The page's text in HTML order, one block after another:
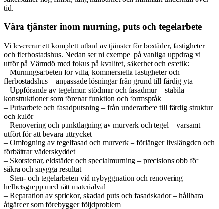
tid.
Våra tjänster inom murning, puts och tegelarbete
Vi levererar ett komplett utbud av tjänster för bostäder, fastigheter
och flerbostadshus. Nedan ser ni exempel på vanliga uppdrag vi
utför på Värmdö med fokus på kvalitet, säkerhet och estetik:
– Murningsarbeten för villa, kommersiella fastigheter och
flerbostadshus – anpassade lösningar från grund till färdig yta
– Uppförande av tegelmur, stödmur och fasadmur – stabila
konstruktioner som förenar funktion och formspråk
– Putsarbete och fasadputsning – från underarbete till färdig struktur
och kulör
– Renovering och punktlagning av murverk och tegel – varsamt
utfört för att bevara uttrycket
– Omfogning av tegelfasad och murverk – förlänger livslängden och
förbättrar väderskyddet
– Skorstenar, eldstäder och specialmurning – precisionsjobb för
säkra och snygga resultat
– Sten- och tegelarbeten vid nybyggnation och renovering –
helhetsgrepp med rätt materialval
– Reparation av sprickor, skadad puts och fasadskador – hållbara
åtgärder som förebygger följdproblem